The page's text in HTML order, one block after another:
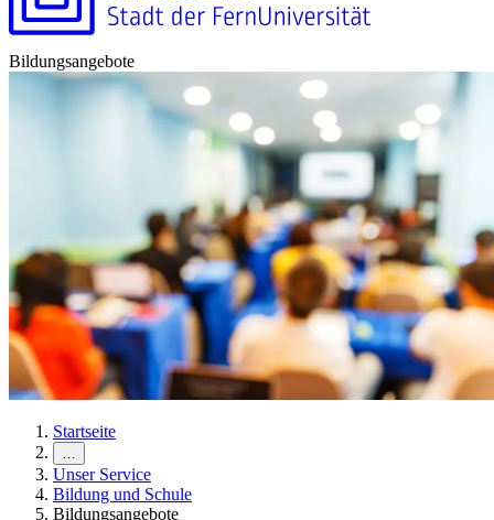
Bildungsangebote
Startseite
…
Unser Service
Bildung und Schule
Bildungsangebote